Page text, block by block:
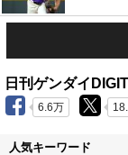
日刊ゲンダイ
6.6万
人気キーワード